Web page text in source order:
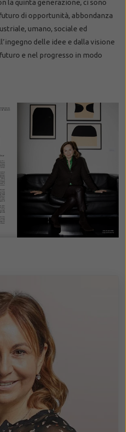
la quinta generazione, ci sono
di opportunità, abbondanza
umano, sociale ed
delle idee e dalla visione
e nel progresso in modo